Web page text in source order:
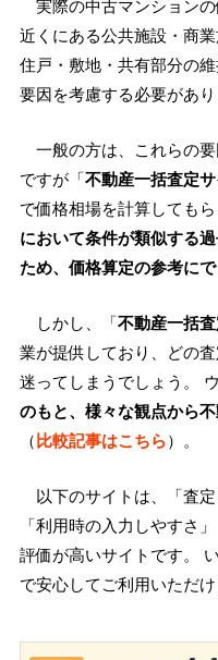
実際の中古マンション
近くにある公共施設・商
住戸・敷地・共有部分の
要因を考慮する必要があり
一般の方は、これらの
ですが「不動産一括査定サ
で価格相場を計算しても
において条件が類似する
ため、価格算定の参考に
しかし、「不動産一括
業が提供しており、どの
迷ってしまうでしょう。
のもと、様々な観点から
（比較記事はこちら）。
以下のサイトは、「査
「利用時の入力しやすさ
評価が高いサイトです。
で安心してご利用いただけ